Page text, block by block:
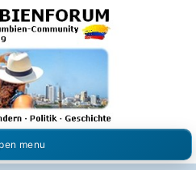
und Visum in Kolumbien und Venezuela.
im Kolumbienforum
menu